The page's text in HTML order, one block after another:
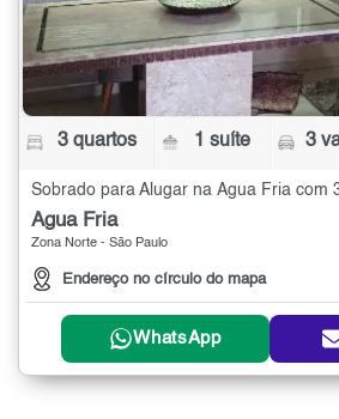
3 quartos 1 suíte 3
Sobrado para Alugar na Água Fria com
Água Fria
Zona Norte - São Paulo
Endereço no círculo do mapa
WhatsApp